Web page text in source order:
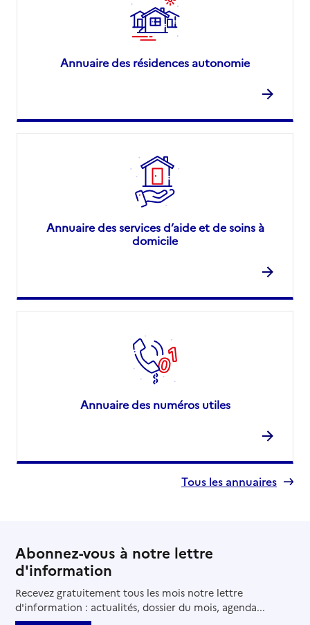
Annuaire des résidences autonomie
Annuaire des services d’aide et de soins à
domicile
Annuaire des numéros utiles
Tous les annuaires
Abonnez-vous à notre lettre
d'information
Recevez gratuitement tous les mois notre lettre
d'information : actualités, dossier du mois, agenda...